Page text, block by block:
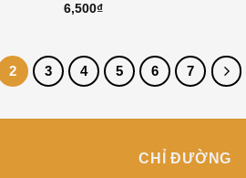
6,500₫
2 3 4 5 6 7
CHỈ ĐƯỜNG